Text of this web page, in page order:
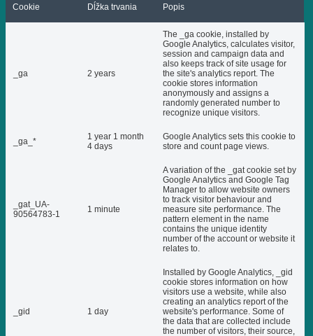
Cookie Dĺžka trvania Popis
_ga 2 years
The _ga cookie, installed by
Google Analytics, calculates visitor,
session and campaign data and
also keeps track of site usage for
the site's analytics report. The
cookie stores information
anonymously and assigns a
randomly generated number to
recognize unique visitors.
_ga_*
1 year 1 month
4 days
Google Analytics sets this cookie to
store and count page views.
_gat_UA-
90564783-1
1 minute
A variation of the _gat cookie set by
Google Analytics and Google Tag
Manager to allow website owners
to track visitor behaviour and
measure site performance. The
pattern element in the name
contains the unique identity
number of the account or website it
relates to.
_gid 1 day
Installed by Google Analytics, _gid
cookie stores information on how
visitors use a website, while also
creating an analytics report of the
website's performance. Some of
the data that are collected include
the number of visitors, their source,